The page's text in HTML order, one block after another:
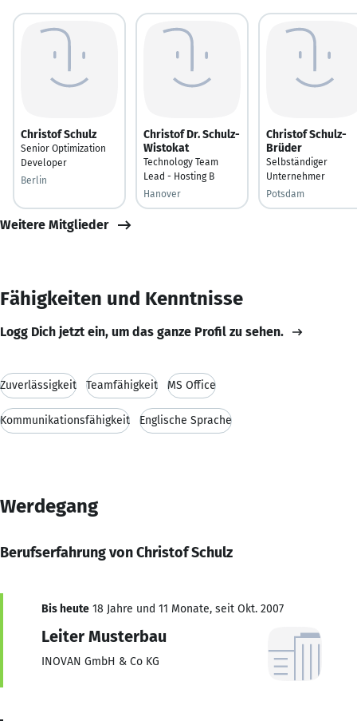
Christof Schulz
Senior Optimization
Developer
Berlin
Christof Dr. Schulz-
Wistokat
Technology Team
Lead - Hosting B
Hanover
Christof Schulz-
Brüder
Selbständiger
Unternehmer
Potsdam
Weitere Mitglieder
Fähigkeiten und Kenntnisse
Logg Dich jetzt ein, um das ganze Profil zu sehen.
Zuverlässigkeit Teamfähigkeit MS Office
Kommunikationsfähigkeit Englische Sprache
Werdegang
Berufserfahrung von Christof Schulz
Bis heute 18 Jahre und 11 Monate, seit Okt. 2007
Leiter Musterbau
INOVAN GmbH & Co KG